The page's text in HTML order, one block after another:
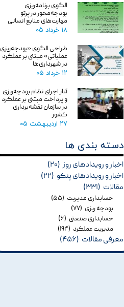
الگوی برنامه‌ریزی
بودجه‌محور در پرتو
مهارت‌های منابع انسانی
۱۸ خرداد ۰۵
طراحی الگوی «بودجه‌ریزی
عملیاتی» مبتنی بر عملکرد
در شهرداری‌ها
۱۲ خرداد ۰۵
آغاز اجرای نظام بودجه‌ریزی
و پرداخت مبتنی بر عملکرد
در سازمان نقشه‌برداری
کشور
۲۷ اردیبهشت ۰۵
دسته بندی ها
اخبار و رویدادهای روز (۲۰)
اخبار و رویدادهای پنکو (۲۲)
مقالات (۳۳۱)
حسابداری مدیریت (۵۵)
بودجه ریزی (۷۷)
حسابداری صنعتی (۶)
مدیریت عملکرد (۱۹۴)
معرفی مقالات (۴۵۶)